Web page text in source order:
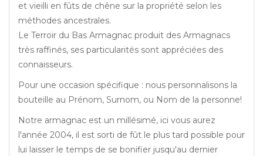
et vieilli en fûts de chêne sur la propriété selon les
méthodes ancestrales.
Le Terroir du Bas Armagnac produit des Armagnacs
très raffinés, ses particularités sont appréciées des
connaisseurs.
Pour une occasion spécifique : nous personnalisons la
bouteille au Prénom, Surnom, ou Nom de la personne!
Notre armagnac est un millésimé, ici vous aurez
l'année 2004, il est sorti de fût le plus tard possible pour
lui laisser le temps de se bonifier jusqu'au dernier